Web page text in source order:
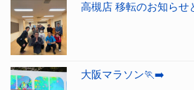
高槻店 移転のお知らせ
大阪マラソン🏃‍➡️